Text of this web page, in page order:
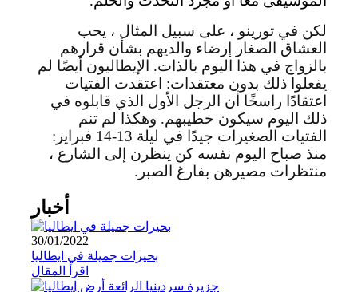
لكن في تورينو ، على سبيل المثال ، يحب
العشاق الصغار إرضاء والديهم بشأن قرارهم
بالزواج في هذا اليوم بالذات. الإيطاليون أيضًا لم
يفعلوا ذلك بدون معتقدات: اعتقدت الفتيات
اعتقادًا راسخًا أن الرجل الأول الذي قابلوه في
ذلك اليوم سيكون خطيبهم. وهكذا لم تنم
الفتيات الصغيرات جيدًا في ليلة 13-14 فبراير:
منذ صباح اليوم نفسه كن ينظرن إلى الشارع ،
منتظرات مصيرهن بفارغ الصبر.
أخبار
30/01/2022
بحيرات جميلة في ايطاليا
اقرأ المقال